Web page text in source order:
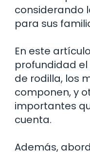
considerando
para sus
En este
profundidad
de rodilla, los
componen, y
importantes
cuenta.
Además,